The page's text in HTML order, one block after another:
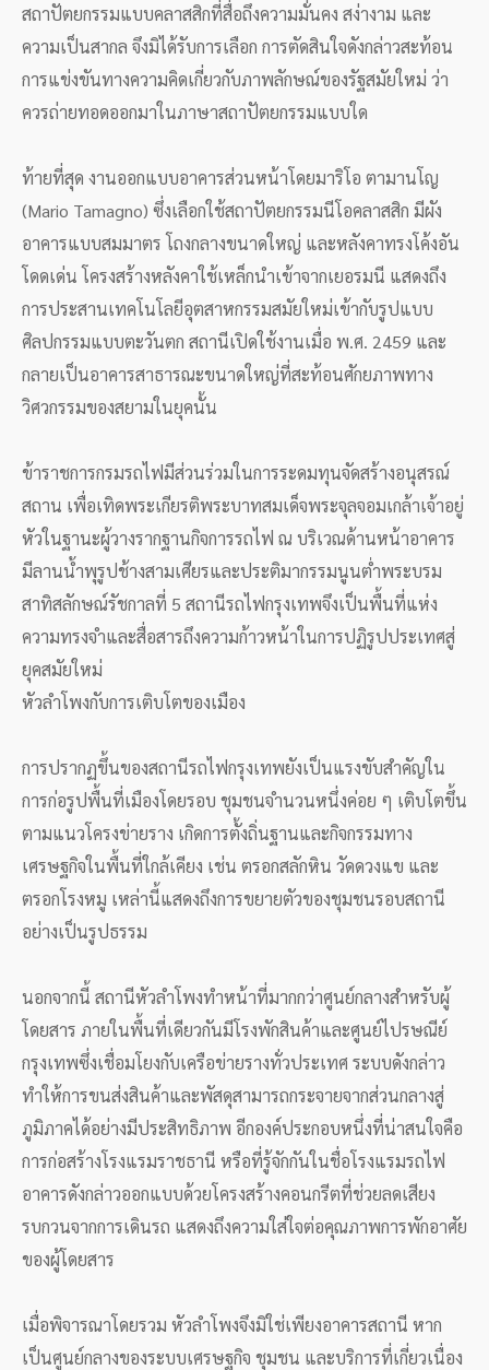
สถาปัตยกรรมแบบคลาสสิกที่สื่อถึงความมั่นคง สง่างาม และ
ความเป็นสากล จึงมิได้รับการเลือก การตัดสินใจดังกล่าวสะท้อน
การแข่งขันทางความคิดเกี่ยวกับภาพลักษณ์ของรัฐสมัยใหม่ ว่า
ควรถ่ายทอดออกมาในภาษาสถาปัตยกรรมแบบใด
ท้ายที่สุด งานออกแบบอาคารส่วนหน้าโดยมาริโอ ตามานโญ
(Mario Tamagno) ซึ่งเลือกใช้สถาปัตยกรรมนีโอคลาสสิก มีผัง
อาคารแบบสมมาตร โถงกลางขนาดใหญ่ และหลังคาทรงโค้งอัน
โดดเด่น โครงสร้างหลังคาใช้เหล็กนำเข้าจากเยอรมนี แสดงถึง
การประสานเทคโนโลยีอุตสาหกรรมสมัยใหม่เข้ากับรูปแบบ
ศิลปกรรมแบบตะวันตก สถานีเปิดใช้งานเมื่อ พ.ศ. 2459 และ
กลายเป็นอาคารสาธารณะขนาดใหญ่ที่สะท้อนศักยภาพทาง
วิศวกรรมของสยามในยุคนั้น
ข้าราชการกรมรถไฟมีส่วนร่วมในการระดมทุนจัดสร้างอนุสรณ์
สถาน เพื่อเทิดพระเกียรติพระบาทสมเด็จพระจุลจอมเกล้าเจ้าอยู่
หัวในฐานะผู้วางรากฐานกิจการรถไฟ ณ บริเวณด้านหน้าอาคาร
มีลานน้ำพุรูปช้างสามเศียรและประติมากรรมนูนต่ำพระบรม
สาทิสลักษณ์รัชกาลที่ 5 สถานีรถไฟกรุงเทพจึงเป็นพื้นที่แห่ง
ความทรงจำและสื่อสารถึงความก้าวหน้าในการปฏิรูปประเทศสู่
ยุคสมัยใหม่
หัวลำโพงกับการเติบโตของเมือง
การปรากฏขึ้นของสถานีรถไฟกรุงเทพยังเป็นแรงขับสำคัญใน
การก่อรูปพื้นที่เมืองโดยรอบ ชุมชนจำนวนหนึ่งค่อย ๆ เติบโตขึ้น
ตามแนวโครงข่ายราง เกิดการตั้งถิ่นฐานและกิจกรรมทาง
เศรษฐกิจในพื้นที่ใกล้เคียง เช่น ตรอกสลักหิน วัดดวงแข และ
ตรอกโรงหมู เหล่านี้แสดงถึงการขยายตัวของชุมชนรอบสถานี
อย่างเป็นรูปธรรม
นอกจากนี้ สถานีหัวลำโพงทำหน้าที่มากกว่าศูนย์กลางสำหรับผู้
โดยสาร ภายในพื้นที่เดียวกันมีโรงพักสินค้าและศูนย์ไปรษณีย์
กรุงเทพซึ่งเชื่อมโยงกับเครือข่ายรางทั่วประเทศ ระบบดังกล่าว
ทำให้การขนส่งสินค้าและพัสดุสามารถกระจายจากส่วนกลางสู่
ภูมิภาคได้อย่างมีประสิทธิภาพ อีกองค์ประกอบหนึ่งที่น่าสนใจคือ
การก่อสร้างโรงแรมราชธานี หรือที่รู้จักกันในชื่อโรงแรมรถไฟ
อาคารดังกล่าวออกแบบด้วยโครงสร้างคอนกรีตที่ช่วยลดเสียง
รบกวนจากการเดินรถ แสดงถึงความใส่ใจต่อคุณภาพการพักอาศัย
ของผู้โดยสาร
เมื่อพิจารณาโดยรวม หัวลำโพงจึงมิใช่เพียงอาคารสถานี หาก
เป็นศูนย์กลางของระบบเศรษฐกิจ ชุมชน และบริการที่เกี่ยวเนื่อง